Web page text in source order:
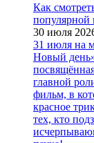
Как
популярной
30 июля
31 июля на
Новый
главной
фильм, в
красное
тех, кто